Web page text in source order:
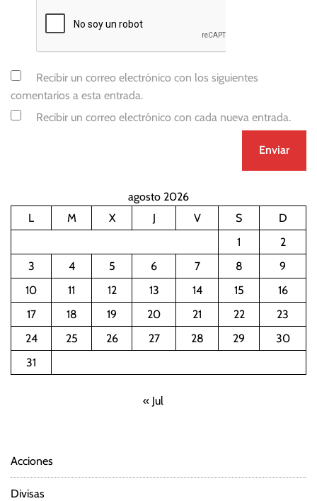
Recibir un correo electrónico con los siguientes
comentarios a esta entrada.
Recibir un correo electrónico con cada nueva entrada.
agosto 2026
L
M X J V S
D
1
2
3
4 5 6 7 8
9
10
11 12 13 14 15
16
17
18 19 20 21 22
23
24
25 26 27 28 29
30
31
« Jul
Acciones
Divisas